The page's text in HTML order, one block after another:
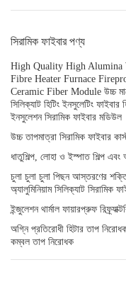
সিরামিক ফাইবার পণ্য
High Quality High Alumina
Fibre Heater Furnace
Ceramic Fiber Module উচ্চ
সিলিক্যাট হিটিং ইনসুলেটিং ফাইবার
ইনসুলেশন সিরামিক ফাইবার মডিউল
উচ্চ তাপমাত্রা সিরামিক ফাইবার
ধাতুশিল্প, লোহা ও ইস্পাত শিল্প এবং
চুলা চুলা চুলা পিছন আস্তরণের
অ্যালুমিনিয়াম সিলিক্যাট সিরামিক
ইন্জুলেশন থার্মাল ফায়ারপ্রুফ
অগ্নি প্রতিরোধী হিটার তাপ
কম্বল তাপ নিরোধক